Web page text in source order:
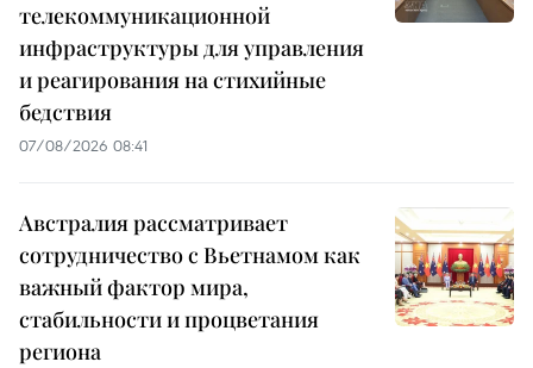
телекоммуникационной
инфраструктуры для управления
и реагирования на стихийные
бедствия
07/08/2026 08:41
Австралия рассматривает
сотрудничество с Вьетнамом как
важный фактор мира,
стабильности и процветания
региона